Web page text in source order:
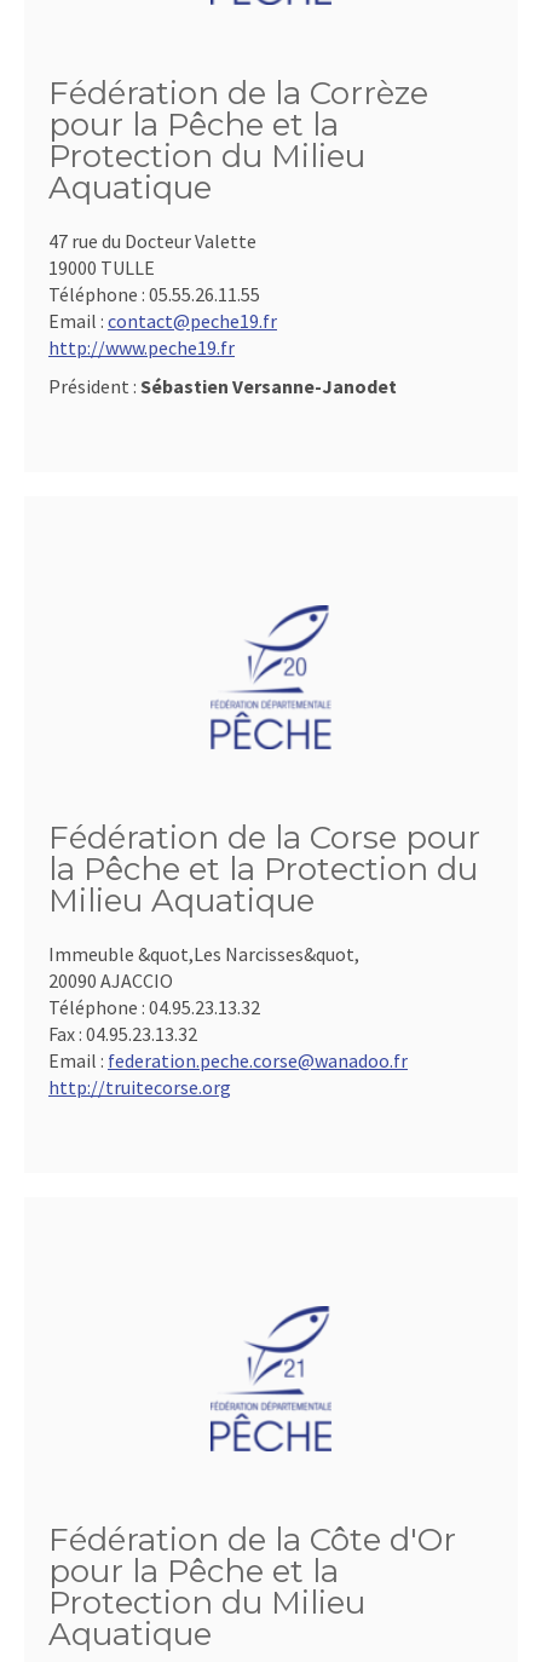
Fédération de la Corrèze
pour la Pêche et la
Protection du Milieu
Aquatique
47 rue du Docteur Valette
19000 TULLE
Téléphone : 05.55.26.11.55
Email : contact@peche19.fr
http://www.peche19.fr
Président : Sébastien Versanne-Janodet
Fédération de la Corse pour
la Pêche et la Protection du
Milieu Aquatique
Immeuble &quot,Les Narcisses&quot,
20090 AJACCIO
Téléphone : 04.95.23.13.32
Fax : 04.95.23.13.32
Email : federation.peche.corse@wanadoo.fr
http://truitecorse.org
Fédération de la Côte d'Or
pour la Pêche et la
Protection du Milieu
Aquatique